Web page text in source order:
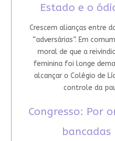
Estado e o
Crescem alianças entre
“adversárias”. Em
moral de que a
feminina foi longe
alcançar o Colégio de
controle da
Congresso: Por
bancadas